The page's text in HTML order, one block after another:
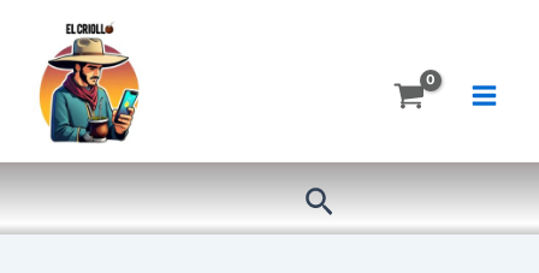
contenido
Buscar